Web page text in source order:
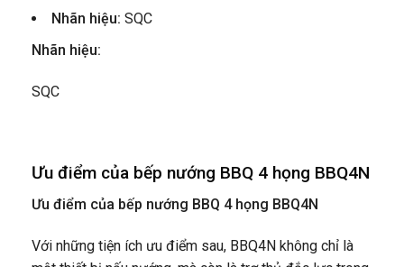
Nhãn hiệu: SQC
Nhãn hiệu:
SQC
Ưu điểm của bếp nướng BBQ 4 họng BBQ4N
Ưu điểm của bếp nướng BBQ 4 họng BBQ4N
Với những tiện ích ưu điểm sau, BBQ4N không chỉ là